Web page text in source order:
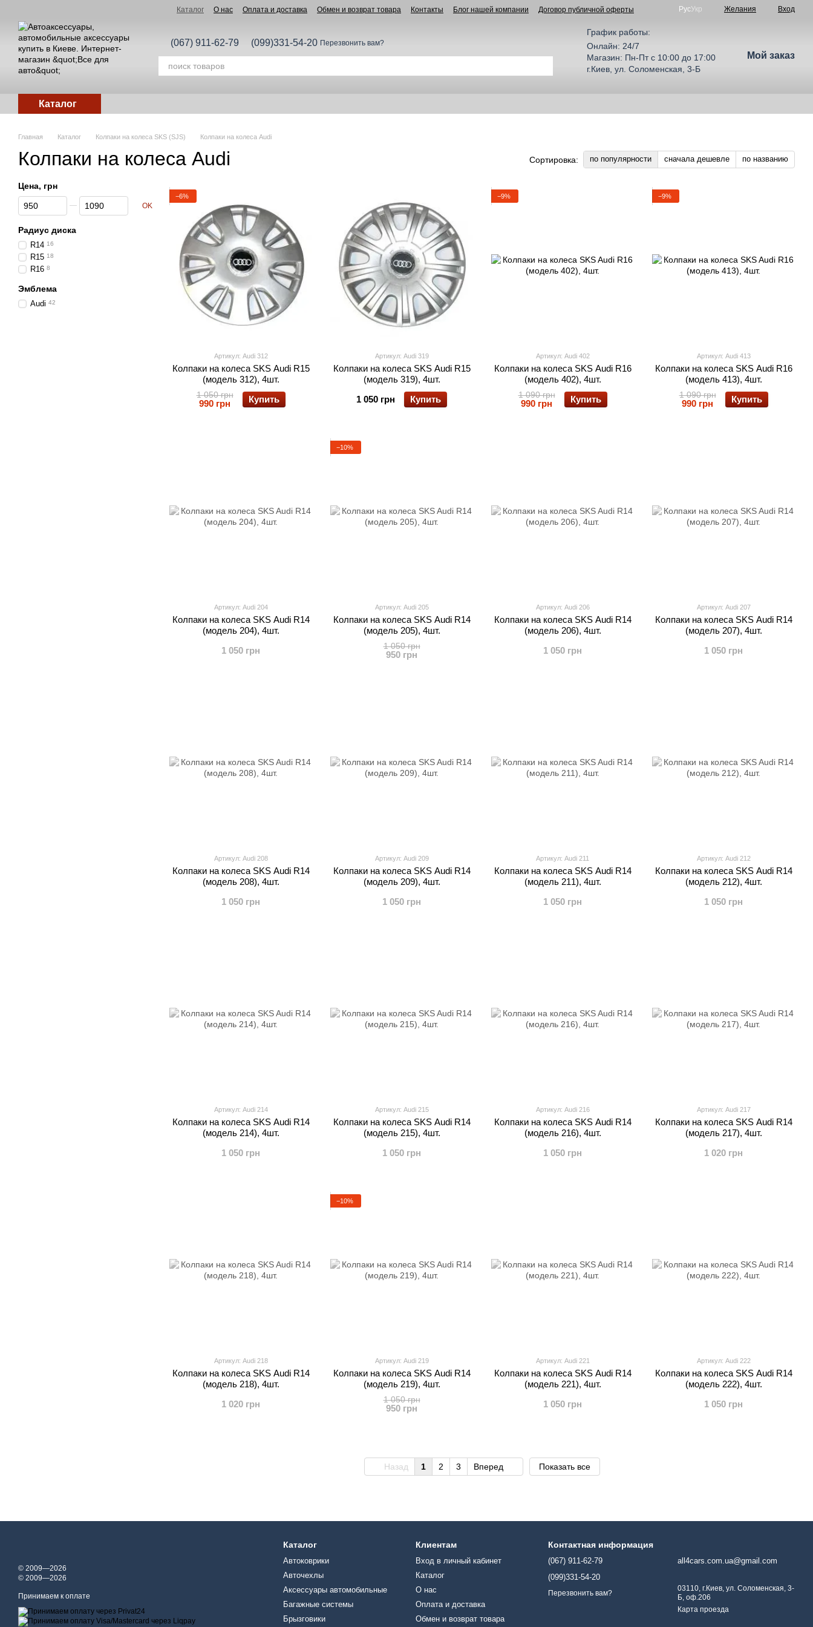
Каталог О нас Оплата и доставка Обмен и возврат товара Контакты Блог нашей компании Договор публичной оферты РусУкр Желания Вход
(067) 911-62-79 (099)331-54-20 Перезвонить вам?
График работы:
Онлайн: 24/7
Магазин: Пн-Пт с 10:00 до 17:00
г.Киев, ул. Соломенская, 3-Б
Мой заказ
Каталог
Главная Каталог Колпаки на колеса SKS (SJS) Колпаки на колеса Audi
Колпаки на колеса Audi Сортировка: по популярности сначала дешевле по названию
−6%
Артикул: Audi 312
Колпаки на колеса SKS Audi R15
(модель 312), 4шт.
1 050 грн
990 грн Купить
Артикул: Audi 319
Колпаки на колеса SKS Audi R15
(модель 319), 4шт.
1 050 грн
Купить
−9%
Артикул: Audi 402
Колпаки на колеса SKS Audi R16
(модель 402), 4шт.
1 090 грн
990 грн Купить
−9%
Артикул: Audi 413
Колпаки на колеса SKS Audi R16
(модель 413), 4шт.
1 090 грн
990 грн Купить
Артикул: Audi 204
Колпаки на колеса SKS Audi R14
(модель 204), 4шт.
1 050 грн
−10%
Артикул: Audi 205
Колпаки на колеса SKS Audi R14
(модель 205), 4шт.
1 050 грн
950 грн
Артикул: Audi 206
Колпаки на колеса SKS Audi R14
(модель 206), 4шт.
1 050 грн
Артикул: Audi 207
Колпаки на колеса SKS Audi R14
(модель 207), 4шт.
1 050 грн
Артикул: Audi 208
Колпаки на колеса SKS Audi R14
(модель 208), 4шт.
1 050 грн
Артикул: Audi 209
Колпаки на колеса SKS Audi R14
(модель 209), 4шт.
1 050 грн
Артикул: Audi 211
Колпаки на колеса SKS Audi R14
(модель 211), 4шт.
1 050 грн
Артикул: Audi 212
Колпаки на колеса SKS Audi R14
(модель 212), 4шт.
1 050 грн
Артикул: Audi 214
Колпаки на колеса SKS Audi R14
(модель 214), 4шт.
1 050 грн
Артикул: Audi 215
Колпаки на колеса SKS Audi R14
(модель 215), 4шт.
1 050 грн
Артикул: Audi 216
Колпаки на колеса SKS Audi R14
(модель 216), 4шт.
1 050 грн
Артикул: Audi 217
Колпаки на колеса SKS Audi R14
(модель 217), 4шт.
1 020 грн
Артикул: Audi 218
Колпаки на колеса SKS Audi R14
(модель 218), 4шт.
1 020 грн
−10%
Артикул: Audi 219
Колпаки на колеса SKS Audi R14
(модель 219), 4шт.
1 050 грн
950 грн
Артикул: Audi 221
Колпаки на колеса SKS Audi R14
(модель 221), 4шт.
1 050 грн
Артикул: Audi 222
Колпаки на колеса SKS Audi R14
(модель 222), 4шт.
1 050 грн
Назад 1 2 3 Вперед Показать все
Цена, грн
От Цена, грн
До Цена, грн OK
Радиус диска
R14 16
R15 18
R16 8
Эмблема
Audi 42
© 2009—2026
© 2009—2026
Принимаем к оплате
Каталог
Автоковрики
Авточехлы
Аксессуары автомобильные
Багажные системы
Брызговики
Клиентам
Вход в личный кабинет
Каталог
О нас
Оплата и доставка
Обмен и возврат товара
Контактная информация
(067) 911-62-79
(099)331-54-20
Перезвонить вам?
all4cars.com.ua@gmail.com
03110, г.Киев, ул. Соломенская, 3-
Б, оф.206
Карта проезда